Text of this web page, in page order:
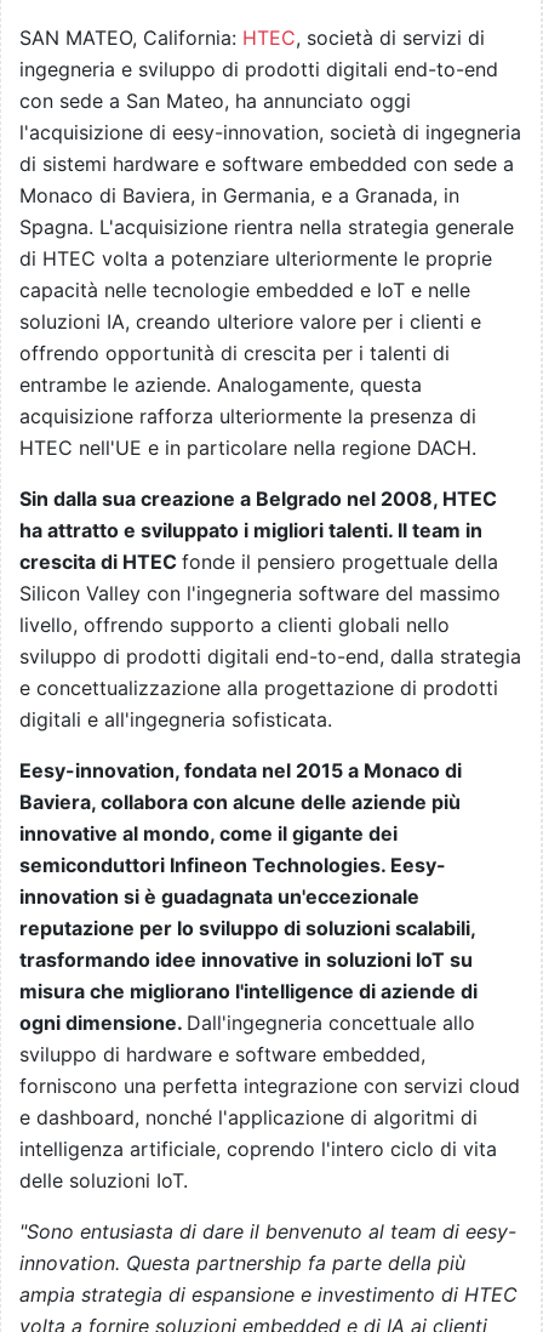
SAN MATEO, California: HTEC, società di servizi di
ingegneria e sviluppo di prodotti digitali end-to-end
con sede a San Mateo, ha annunciato oggi
l'acquisizione di eesy-innovation, società di ingegneria
di sistemi hardware e software embedded con sede a
Monaco di Baviera, in Germania, e a Granada, in
Spagna. L'acquisizione rientra nella strategia generale
di HTEC volta a potenziare ulteriormente le proprie
capacità nelle tecnologie embedded e IoT e nelle
soluzioni IA, creando ulteriore valore per i clienti e
offrendo opportunità di crescita per i talenti di
entrambe le aziende. Analogamente, questa
acquisizione rafforza ulteriormente la presenza di
HTEC nell'UE e in particolare nella regione DACH.
Sin dalla sua creazione a Belgrado nel 2008, HTEC
ha attratto e sviluppato i migliori talenti. Il team in
crescita di HTEC fonde il pensiero progettuale della
Silicon Valley con l'ingegneria software del massimo
livello, offrendo supporto a clienti globali nello
sviluppo di prodotti digitali end-to-end, dalla strategia
e concettualizzazione alla progettazione di prodotti
digitali e all'ingegneria sofisticata.
Eesy-innovation, fondata nel 2015 a Monaco di
Baviera, collabora con alcune delle aziende più
innovative al mondo, come il gigante dei
semiconduttori Infineon Technologies. Eesy-
innovation si è guadagnata un'eccezionale
reputazione per lo sviluppo di soluzioni scalabili,
trasformando idee innovative in soluzioni IoT su
misura che migliorano l'intelligence di aziende di
ogni dimensione. Dall'ingegneria concettuale allo
sviluppo di hardware e software embedded,
forniscono una perfetta integrazione con servizi cloud
e dashboard, nonché l'applicazione di algoritmi di
intelligenza artificiale, coprendo l'intero ciclo di vita
delle soluzioni IoT.
"Sono entusiasta di dare il benvenuto al team di eesy-
innovation. Questa partnership fa parte della più
ampia strategia di espansione e investimento di HTEC
volta a fornire soluzioni embedded e di IA ai clienti